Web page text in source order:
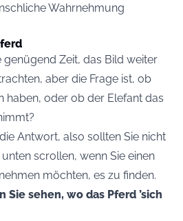
Wahrnehmung
genügend Zeit, das Bild weiter
aber die Frage ist, ob
haben, oder ob der Elefant das
Antwort, also sollten Sie nicht
scrollen, wenn Sie einen
möchten, es zu finden.
Sie sehen, wo das Pferd ’sich